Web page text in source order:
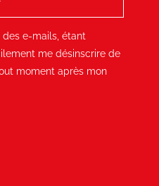
e-mails, étant
me désinscrire de
moment après mon